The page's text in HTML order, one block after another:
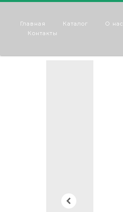
Главная Каталог О нас
Контакты